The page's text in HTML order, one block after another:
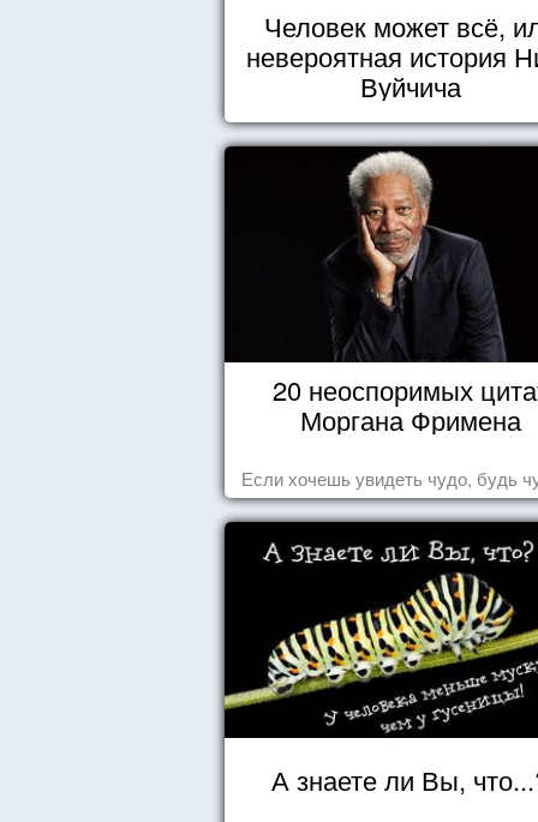
Человек может всё,
невероятная история
Вуйчича
20 неоспоримых
Моргана Фримена
Если хочешь увидеть чудо, будь
А знаете ли Вы,